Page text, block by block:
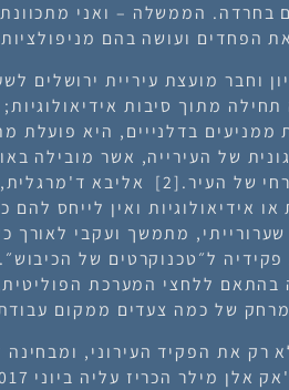
בחרדה. הממשלה – ואני
הפחדים ועושה בהם
וחבר מועצת עיריית ירושלים
תחילה מתוך סיבות
בדלנייים, היא פועלת
של העירייה, אשר מובילה
של העיר.[2]
אליבא
אידיאולוגיות ואין לייחס להם
שערורייתי, מתמשך ועקבי לאורך
ל״טכנוקרטים של
בהתאם ללחצי המערכת
של כמה צעדים ממקום
רק את הפקיד העירוני,
מילר הכריז עליה ביוני 2017